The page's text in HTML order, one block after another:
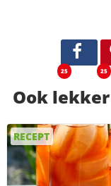
25 25
Ook
RECEPT